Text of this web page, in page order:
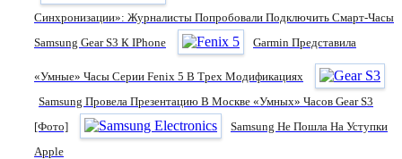
Синхронизации»: Журналисты Попробовали Подключить Смарт-Часы
Samsung Gear S3 К IPhone
Garmin Представила
«умные» Часы Серии Fenix 5 В Трех Модификациях
Samsung Провела Презентацию В Москве «умных» Часов Gear S3
[фото]
Samsung Не Пошла На Уступки
Apple